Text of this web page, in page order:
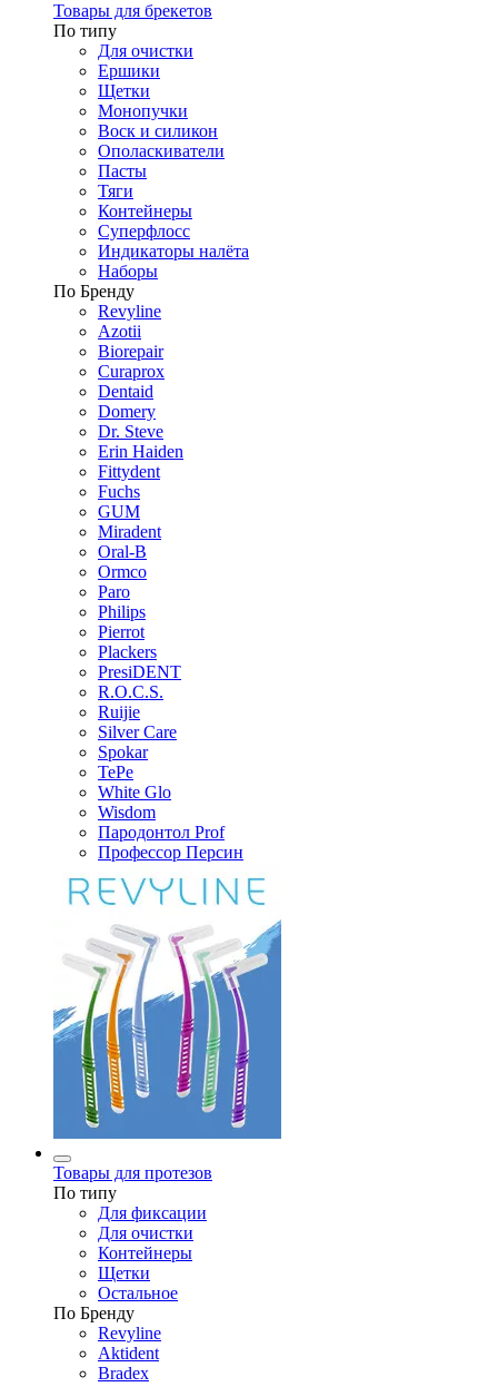
Товары для брекетов
По типу
Для очистки
Ершики
Щетки
Монопучки
Воск и силикон
Ополаскиватели
Пасты
Тяги
Контейнеры
Суперфлосс
Индикаторы налёта
Наборы
По Бренду
Revyline
Azotii
Biorepair
Curaprox
Dentaid
Domery
Dr. Steve
Erin Haiden
Fittydent
Fuchs
GUM
Miradent
Oral-B
Ormco
Paro
Philips
Pierrot
Plackers
PresiDENT
R.O.C.S.
Ruijie
Silver Care
Spokar
TePe
White Glo
Wisdom
Пародонтол Prof
Профессор Персин
Товары для протезов
По типу
Для фиксации
Для очистки
Контейнеры
Щетки
Остальное
По Бренду
Revyline
Aktident
Bradex